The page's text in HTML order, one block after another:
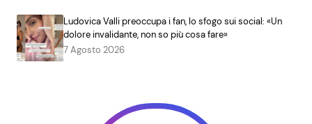
Ludovica Valli preoccupa i fan, lo sfogo sui social: «Un
dolore invalidante, non so più cosa fare»
7 Agosto 2026